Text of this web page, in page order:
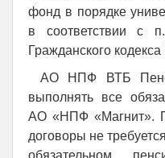
фонд в порядке
в соответствии
Гражданского
АО НПФ ВТБ
выполнять все
АО «НПФ «Магнит».
договоры не
обязательном